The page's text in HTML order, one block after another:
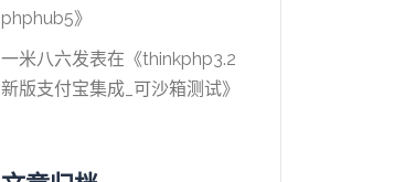
phphub5》
一米八六发表在《thinkphp3.2
新版支付宝集成_可沙箱测试》